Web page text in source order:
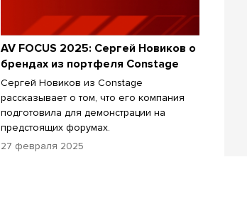
AV FOCUS 2025: Сергей Новиков о
брендах из портфеля Constage
Сергей Новиков из Constage
рассказывает о том, что его компания
подготовила для демонстрации на
предстоящих форумах.
27 февраля 2025